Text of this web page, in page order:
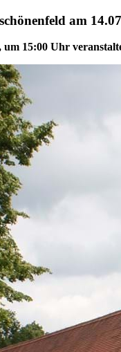
am
15:00 Uhr